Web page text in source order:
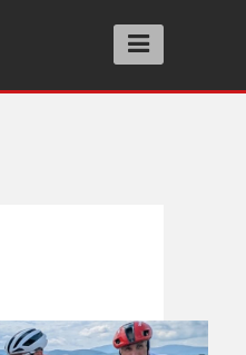
racing